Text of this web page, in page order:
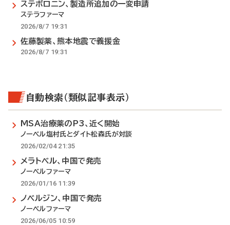
ステボロニン、製造所追加の一変申請
ステラファーマ
2026/8/7 19:31
佐藤製薬、熊本地震で義援金
2026/8/7 19:31
自動検索（類似記事表示）
MSA治療薬のP3、近く開始
ノーベル塩村氏とダイト松森氏が対談
2026/02/04 21:35
メラトベル、中国で発売
ノーベルファーマ
2026/01/16 11:39
ノベルジン、中国で発売
ノーベルファーマ
2026/06/05 10:59